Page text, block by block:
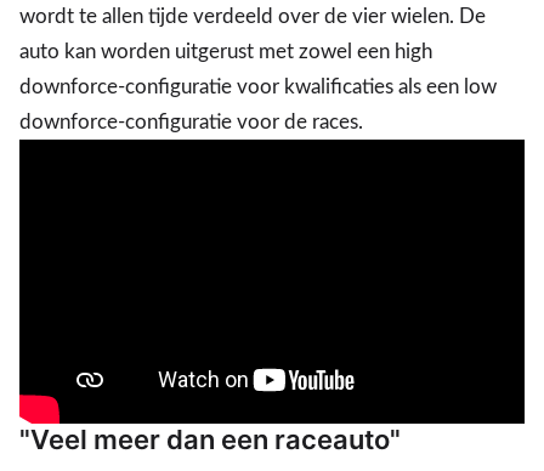
wordt te allen tijde verdeeld over de vier wielen. De
auto kan worden uitgerust met zowel een high
downforce-configuratie voor kwalificaties als een low
downforce-configuratie voor de races.
"Veel meer dan een raceauto"